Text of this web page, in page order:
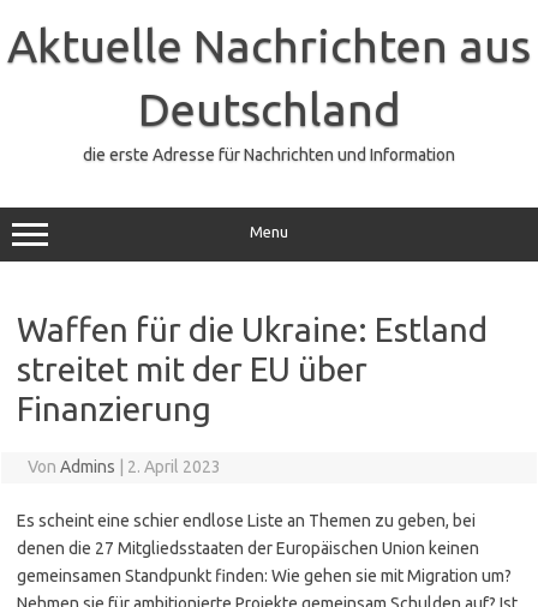
springen
Aktuelle Nachrichten aus
Deutschland
die erste Adresse für Nachrichten und Information
Menu
Waffen für die Ukraine: Estland
streitet mit der EU über
Finanzierung
Von Admins 2. April 2023
Es scheint eine schier endlose Liste an Themen zu geben, bei
denen die 27 Mitgliedsstaaten der Europäischen Union keinen
gemeinsamen Standpunkt finden: Wie gehen sie mit Migration um?